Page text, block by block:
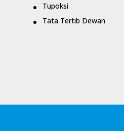
Tupoksi
Tata Tertib Dewan